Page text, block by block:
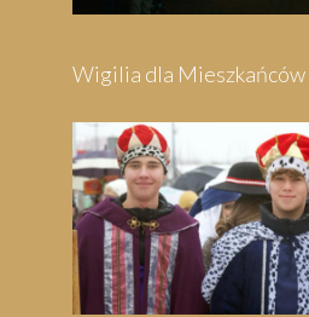
Wigilia dla Mieszkańców